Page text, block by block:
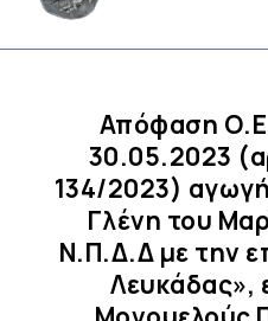
Απόφαση
30.05.2023
134/2023)
Γλένη του
Ν.Π.Δ.Δ με την
Λευκάδας»,